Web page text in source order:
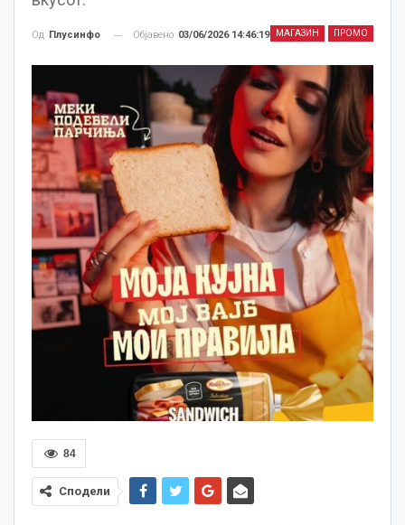
МАГАЗИН ПРОМО
Од Плусинфо Објавено 03/06/2026 14:46:19
84
Сподели